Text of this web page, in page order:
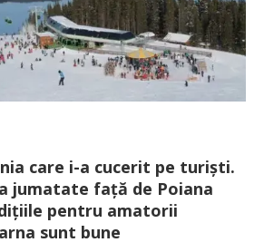
care i-a cucerit pe turişti.
jumatate faţă de Poiana
pentru amatorii
sunt bune